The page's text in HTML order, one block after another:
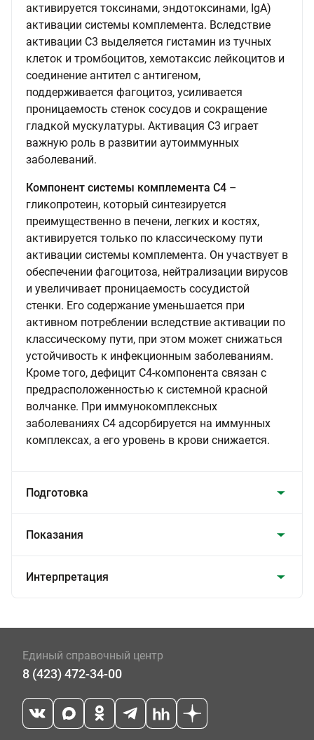
активируется токсинами, эндотоксинами, IgA)
активации системы комплемента. Вследствие
активации С3 выделяется гистамин из тучных
клеток и тромбоцитов, хемотаксис лейкоцитов и
соединение антител с антигеном,
поддерживается фагоцитоз, усиливается
проницаемость стенок сосудов и сокращение
гладкой мускулатуры. Активация С3 играет
важную роль в развитии аутоиммунных
заболеваний.
Компонент системы комплемента С4 –
гликопротеин, который синтезируется
преимущественно в печени, легких и костях,
активируется только по классическому пути
активации системы комплемента. Он участвует в
обеспечении фагоцитоза, нейтрализации вирусов
и увеличивает проницаемость сосудистой
стенки. Его содержание уменьшается при
активном потреблении вследствие активации по
классическому пути, при этом может снижаться
устойчивость к инфекционным заболеваниям.
Кроме того, дефицит С4-компонента связан с
предрасположенностью к системной красной
волчанке. При иммунокомплексных
заболеваниях С4 адсорбируется на иммунных
комплексах, а его уровень в крови снижается.
Подготовка
Показания
Интерпретация
Единый справочный центр
8 (423) 472-34-00